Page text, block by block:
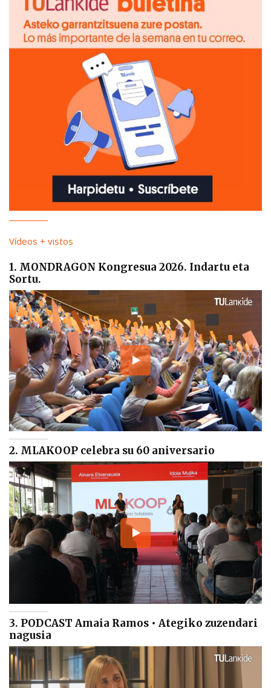
Vídeos + vistos
1. MONDRAGON Kongresua 2026. Indartu eta
Sortu.
2. MLAKOOP celebra su 60 aniversario
3. PODCAST Amaia Ramos • Ategiko zuzendari
nagusia